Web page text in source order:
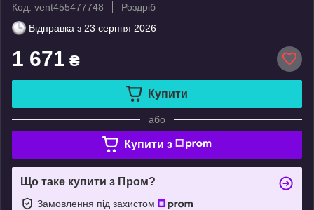
Код: vent455477748
Роздріб
Відправка з 23 серпня 2026
1 671 ₴
Купити
або
Купити з
Що таке купити з Пром?
Замовлення під захистом